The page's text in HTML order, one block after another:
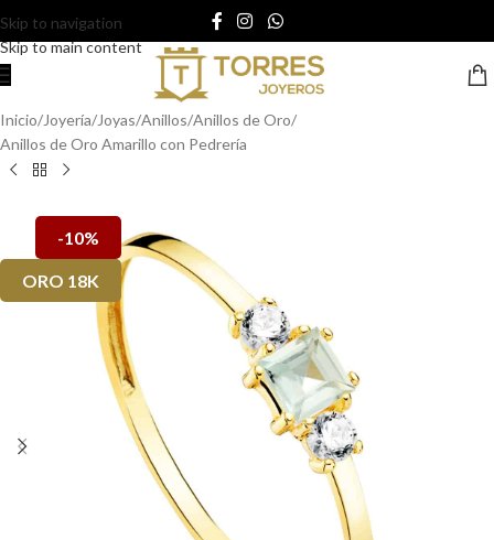
Skip to navigation
Skip to main content
Inicio/Joyería/Joyas/Anillos/Anillos de Oro/
Anillos de Oro Amarillo con Pedrería
-10%
ORO 18K